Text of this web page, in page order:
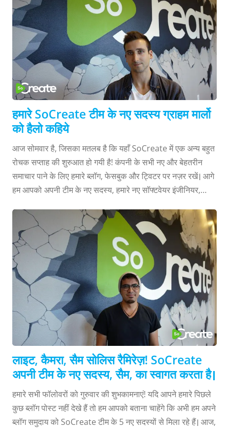
लेंगे, और साथ ही यह भी बताएँगे कि कौन सी चीज उन्हें हमारी टीम के लिए
सबसे उपयुक्त और विशेष बनाती है। मैं अपने परिचय के साथ शुरुआत
करती हूँ, नमस्कार! मेरा ...
हमारे SoCreate टीम के नए सदस्य ग्राहम मार्लो
को हैलो कहिये
आज सोमवार है, जिसका मतलब है कि यहाँ SoCreate में एक अन्य बहुत
रोचक सप्ताह की शुरुआत हो गयी है! कंपनी के सभी नए और बेहतरीन
समाचार पाने के लिए हमारे ब्लॉग, फेसबुक और ट्विटर पर नज़र रखें। आगे
हम आपको अपनी टीम के नए सदस्य, हमारे नए सॉफ्टवेयर इंजीनियर,
जोरदार स्वागत करते हैं! ग्राहम कैलिफोर्निया के सैन लुइस ओबिस्पो में
स्थानीय रूप से पले-बढ़े हैं, जो SoCreate के हमारे वर्तमान कार्यालय से
केवल कुछ मिनट की दूरी पर स्थित है। हाई स्कूल पूरा करने के बाद, यूसी
सांता बारबरा में सांख्यिकी पढ़ने के लिए उन्होंने कोस्ट से 95 मील का
सफर तय किया। अपनी सांख्यिकी की पढ़ाई और सांता बारबरा में अपना
समय समाप्त होने दौरान ...
लाइट, कैमरा, सैम सोलिस रैमिरेज़! SoCreate
अपनी टीम के नए सदस्य, सैम, का स्वागत करता है।
हमारे सभी फॉलोवरों को गुरुवार की शुभकामनाएं! यदि आपने हमारे पिछले
कुछ ब्लॉग पोस्ट नहीं देखे हैं तो हम आपको बताना चाहेंगे कि अभी हम अपने
ब्लॉग समुदाय को SoCreate टीम के 5 नए सदस्यों से मिला रहे हैं। आज,